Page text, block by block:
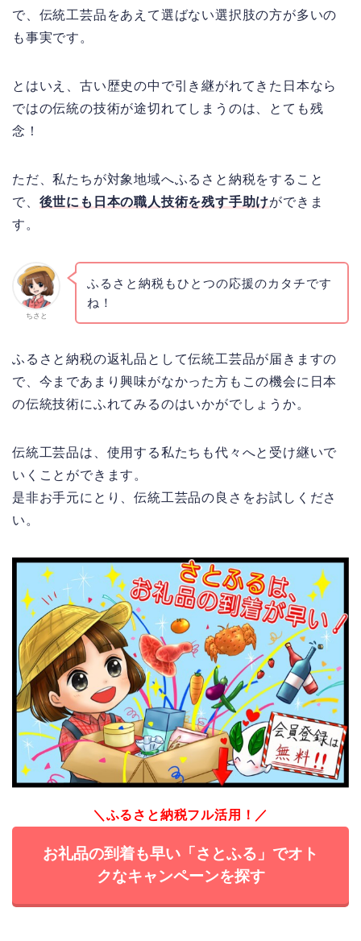
で、伝統工芸品をあえて選ばない選択肢の方が多いの
も事実です。
とはいえ、古い歴史の中で引き継がれてきた日本なら
ではの伝統の技術が途切れてしまうのは、とても残
念！
ただ、私たちが対象地域へふるさと納税をすること
で、 後世にも日本の職人技術を残す手助けができま
す。
ちさと
ふるさと納税もひとつの応援のカタチです
ね！
ふるさと納税の返礼品として伝統工芸品が届きますの
で、今まであまり興味がなかった方もこの機会に日本
の伝統技術にふれてみるのはいかがでしょうか。
伝統工芸品は、使用する私たちも代々へと受け継いで
いくことができます。
是非お手元にとり、伝統工芸品の良さをお試しくださ
い。
＼ふるさと納税フル活用！／
お礼品の到着も早い「さとふる」でオト
クなキャンペーンを探す